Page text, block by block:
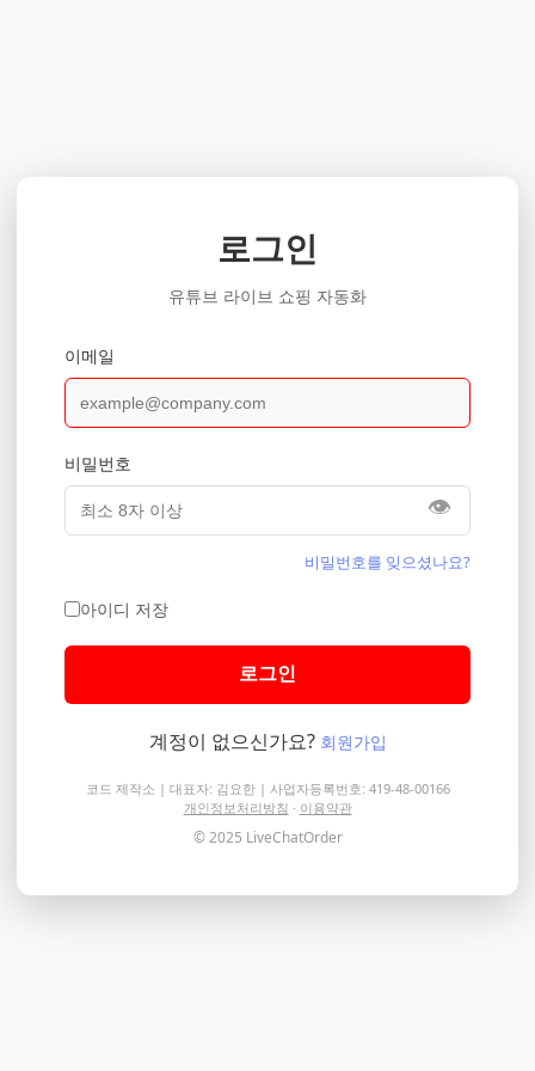
로그인
유튜브 라이브 쇼핑 자동화
이메일
비밀번호
👁️
비밀번호를 잊으셨나요?
아이디 저장
로그인
계정이 없으신가요? 회원가입
코드 제작소 | 대표자: 김요한 | 사업자등록번호: 419-48-00166
개인정보처리방침 · 이용약관
© 2025 LiveChatOrder